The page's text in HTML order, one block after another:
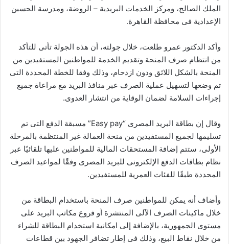
الملك الصالح، ومركز الخدمات البريدية – الروضة، ومدرسة الحسين
الإعدادية فى محافظة القاهرة.
وأكد الدكتور عمرو طلعت، خلال جولته، أن هذه الجولة تأتى للتأكد
من انتظام صرف المنحة وتقديم الخدمة للمواطنين المستفيدين من
المنحة بالشكل اللائق ودون ازدحام، وذلك وفقا للخطة المحددة التى
تم وضعها لتسهيل عملية الصرف عبر منافذ البريد مع مراعاة جميع
إجراءات السلامة لضمان الوقاية من انتشار العدوى.
وقال إن بطاقة البريد المصرى “Easy pay” مسبقة الدفع التى تم
تسليمها لجميع المستفيدين من منحة العمالة غير المنتظمة بالمرحلة
الأولى، ستتم إضافة المستحقات المالية للمواطنين عليها تلقائيًا عبر
نظام بطاقات الدفع الإلكترونى للبريد المصرى وفقًا لمواعيد الصرف
المحددة طبقًا للفئات العمرية للمستفيدين.
وأضاف أنه يمكن للمواطنين صرف المنحة باستخدام البطاقة من
خلال ماكينات الصرف الآلى المنتشرة أو فروع مكاتب البريد على
مستوى الجمهورية، بالإضافة إلى امكانية استخدام البطاقة للشراء
من خلال نقاط البيع، وذلك فى إطار تضافر الجهود بين قطاعات